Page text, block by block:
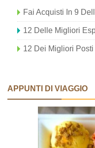
APPUNTI DI VIAGGIO